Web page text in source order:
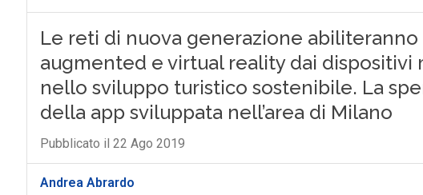
Le reti di nuova generazione
augmented e virtual reality dai
nello sviluppo turistico sostenibile. La
della app sviluppata nell’area di Milano
Pubblicato il 22 Ago 2019
Andrea Abrardo